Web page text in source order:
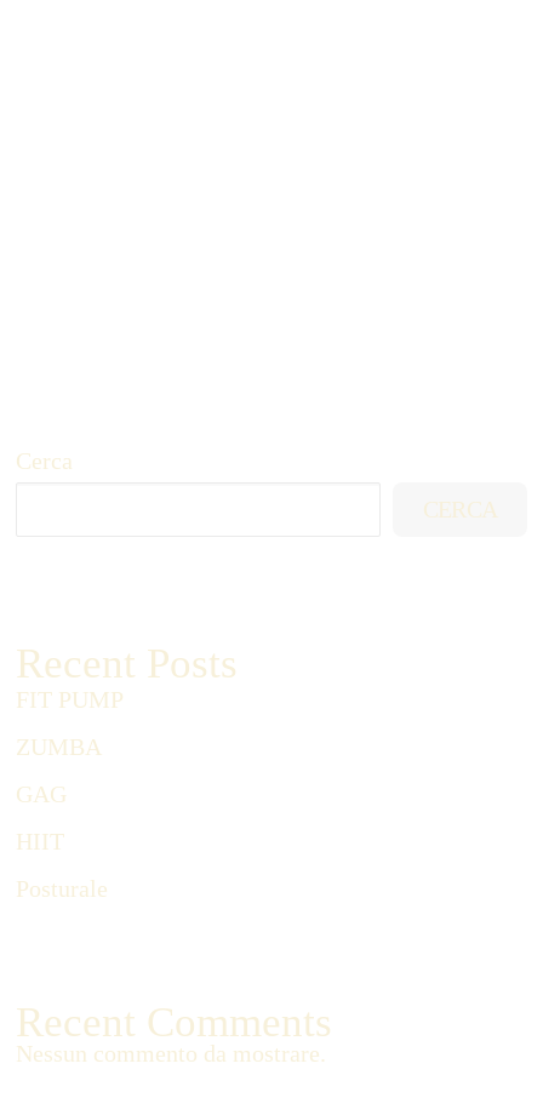
Cerca
CERCA
Recent Posts
FIT PUMP
ZUMBA
GAG
HIIT
Posturale
Recent Comments
Nessun commento da mostrare.